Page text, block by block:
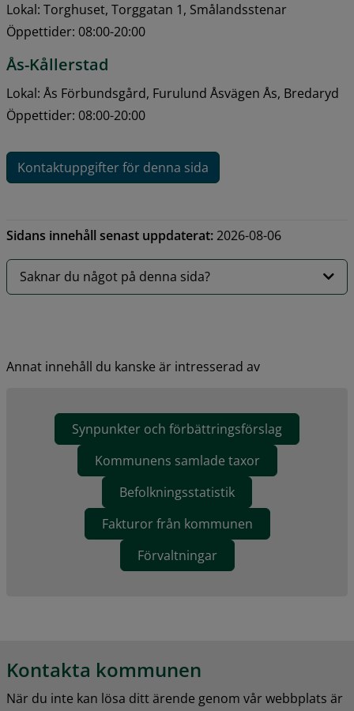
Lokal: Torghuset, Torggatan 1, Smålandsstenar
Öppettider: 08:00-20:00
Ås-Kållerstad
Lokal: Ås Förbundsgård, Furulund Åsvägen Ås, Bredaryd
Öppettider: 08:00-20:00
Kontaktuppgifter för denna sida
Sidans innehåll senast uppdaterat:2026-08-06
Saknar du något på denna sida?
Annat innehåll du kanske är intresserad av
Synpunkter och förbättringsförslag
Kommunens samlade taxor
Befolkningsstatistik
Fakturor från kommunen
Förvaltningar
Kontakta kommunen
När du inte kan lösa ditt ärende genom vår webbplats är